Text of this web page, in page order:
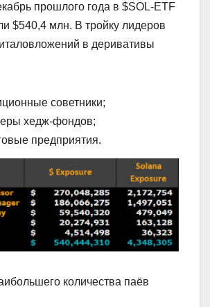
прошлого года в $SOL-ETF
$540,4 млн. В тройку лидеров
в деривативы
советники;
хедж-фондов;
предприятия.
количества паёв